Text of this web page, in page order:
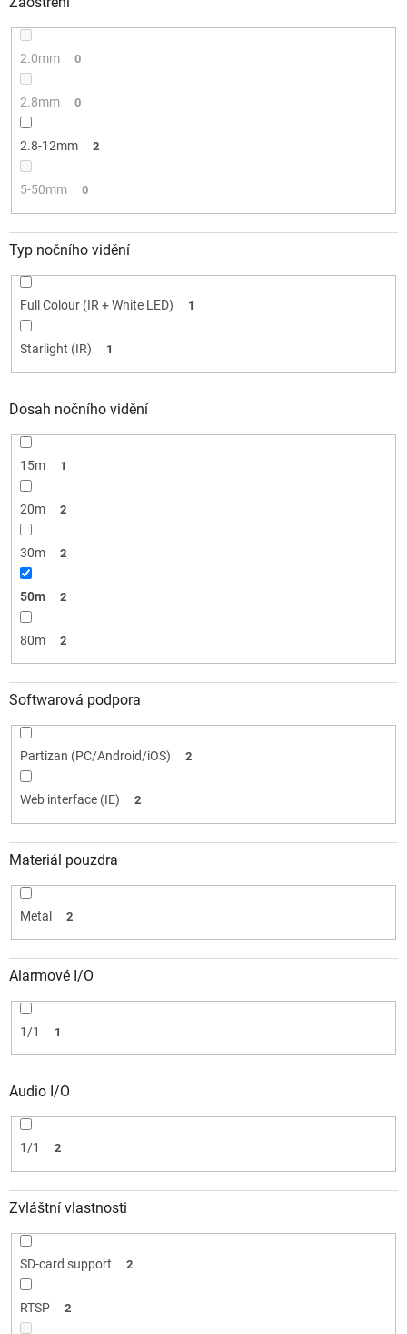
2.0mm 0
2.8mm 0
2.8-12mm 2
5-50mm 0
Typ nočního vidění
Full Colour (IR + White LED) 1
Starlight (IR) 1
Dosah nočního vidění
15m 1
20m 2
30m 2
50m 2
80m 2
Softwarová podpora
Partizan (PC/Android/iOS) 2
Web interface (IE) 2
Materiál pouzdra
Metal 2
Alarmové I/O
1/1 1
Audio I/O
1/1 2
Zvláštní vlastnosti
SD-card support 2
RTSP 2